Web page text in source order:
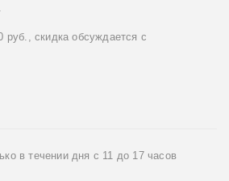
руб., скидка обсуждается с
в течении дня с 11 до 17 часов